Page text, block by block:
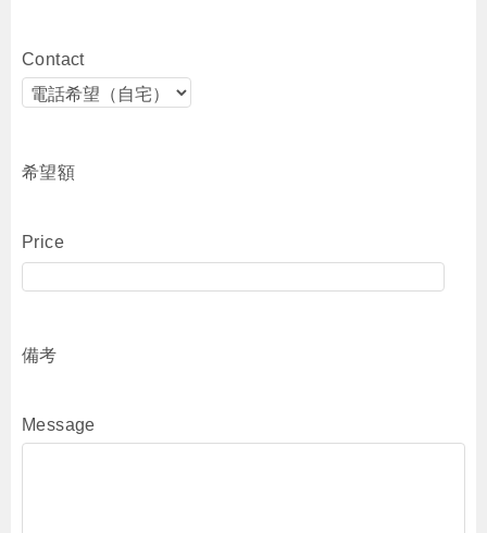
Contact
希望額
Price
備考
Message